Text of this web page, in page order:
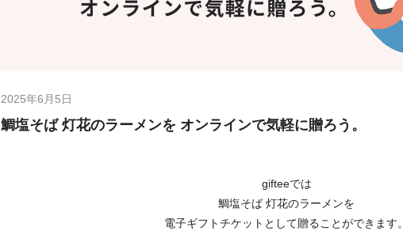
2025年6月5日
鯛塩そば 灯花のラーメンを オンラインで気軽に贈ろう。
gifteeでは
鯛塩そば 灯花のラーメンを
電子ギフトチケットとして贈ることができます。